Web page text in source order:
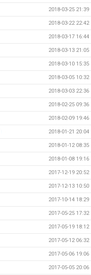
2018-03-25 21:39
2018-03-22 22:42
2018-03-17 16:44
2018-03-13 21:05
2018-03-10 15:35
2018-03-05 10:32
2018-03-03 22:36
2018-02-25 09:36
2018-02-09 19:46
2018-01-21 20:04
2018-01-12 08:35
2018-01-08 19:16
2017-12-19 20:52
2017-12-13 10:50
2017-10-14 18:29
2017-05-25 17:32
2017-05-19 18:12
2017-05-12 06:32
2017-05-06 19:06
2017-05-05 20:06